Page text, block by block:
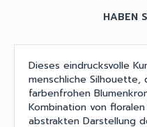
HABEN
Dieses eindrucksvolle
menschliche
farbenfrohen
Kombination von
abstrakten Darstellung